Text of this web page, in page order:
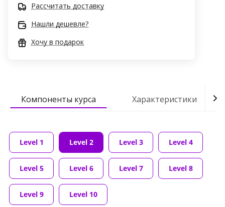
Рассчитать доставку
Нашли дешевле?
Хочу в подарок
Компоненты курса Характеристики
Level 1 Level 2 Level 3 Level 4
Level 5 Level 6 Level 7 Level 8
Level 9 Level 10